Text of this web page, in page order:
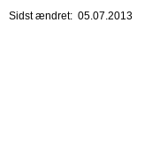
Sidst ændret: 05.07.2013